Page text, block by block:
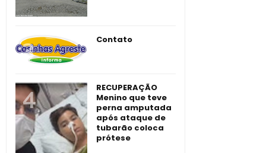
Contato
RECUPERAÇÃO
Menino que teve
perna amputada
após ataque de
tubarão coloca
prótese